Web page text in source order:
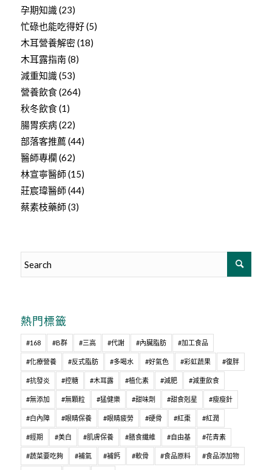
孕期知識(23)
忙碌也能吃得好(5)
木耳營養解密(18)
木耳露指南(8)
減重知識(53)
營養飲食(264)
秋冬飲食(1)
腸胃疾病(22)
部落客推薦 (44)
醫師專欄 (62)
林宣寧醫師(15)
莊宸瑋醫師(44)
蔡素枝藥師(3)
熱門標籤
#168 #B群 #三高 #代謝 #內臟脂肪 #加工食品
#化療營養 #反式脂肪 #多喝水 #好氣色 #彩虹蔬果 #復胖
#抗發炎 #控糖 #木耳露 #植化素 #減肥 #減重飲食
#無添加 #無顆粒 #猛健樂 #甜味劑 #甜食剋星 #瘦瘦針
#白內障 #眼睛保養 #眼睛疲勞 #硬骨 #紅棗 #紅潤
#經期 #美白 #肌膚保養 #膳食纖維 #自由基 #花青素
#蔬菜要吃夠 #補氣 #補鈣 #軟骨 #食品原料 #食品添加物